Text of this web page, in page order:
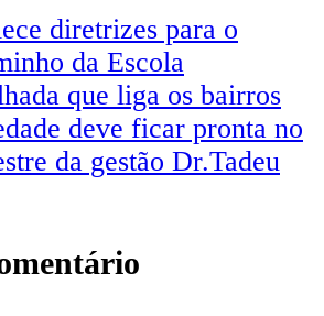
diretrizes para o
da Escola
que liga os bairros
deve ficar pronta no
da gestão Dr.Tadeu